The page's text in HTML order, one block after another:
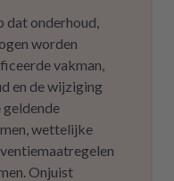
dat onderhoud,
worden
vakman,
en de wijziging
geldende
wettelijke
Onjuist